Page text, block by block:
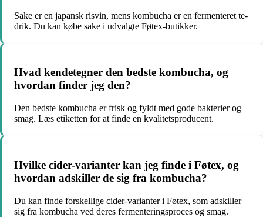
Sake er en japansk risvin, mens kombucha er en fermenteret te-
drik. Du kan købe sake i udvalgte Føtex-butikker.
Hvad kendetegner den bedste kombucha, og
hvordan finder jeg den?
Den bedste kombucha er frisk og fyldt med gode bakterier og
smag. Læs etiketten for at finde en kvalitetsproducent.
Hvilke cider-varianter kan jeg finde i Føtex, og
hvordan adskiller de sig fra kombucha?
Du kan finde forskellige cider-varianter i Føtex, som adskiller
sig fra kombucha ved deres fermenteringsproces og smag.